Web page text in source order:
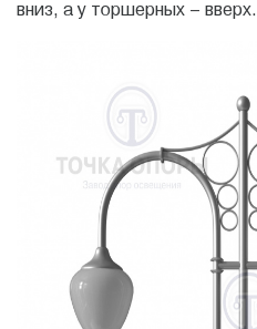
вниз, а у торшерных – вверх.